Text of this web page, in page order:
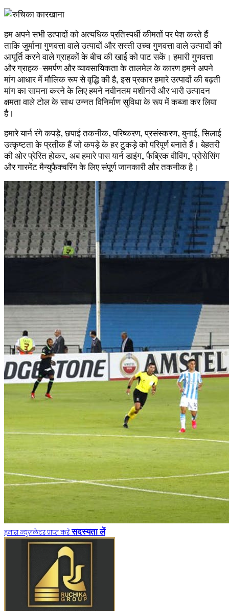
हम अपने सभी उत्पादों को अत्यधिक प्रतिस्पर्धी कीमतों पर पेश करते हैं
ताकि जुर्माना गुणवत्ता वाले उत्पादों और सस्ती उच्च गुणवत्ता वाले उत्पादों की
आपूर्ति करने वाले ग्राहकों के बीच की खाई को पाट सकें। हमारी गुणवत्ता
और ग्राहक-समर्पण और व्यावसायिकता के तालमेल के कारण हमने अपने
मांग आधार में मौलिक रूप से वृद्धि की है, इस प्रकार हमारे उत्पादों की बढ़ती
मांग का सामना करने के लिए हमने नवीनतम मशीनरी और भारी उत्पादन
क्षमता वाले टोल के साथ उन्नत विनिर्माण सुविधा के रूप में कब्जा कर लिया
है।
हमारे यार्न रंगे कपड़े, छपाई तकनीक, परिष्करण, प्रसंस्करण, बुनाई, सिलाई
उत्कृष्टता के प्रतीक हैं जो कपड़े के हर टुकड़े को परिपूर्ण बनाते हैं। बेहतरी
की ओर प्रेरित होकर, अब हमारे पास यार्न डाइंग, फैब्रिक वीविंग, प्रोसेसिंग
और गारमेंट मैन्युफैक्चरिंग के लिए संपूर्ण जानकारी और तकनीक है।
हमारा न्यूज़लेटर प्राप्त करें सदस्यता लें